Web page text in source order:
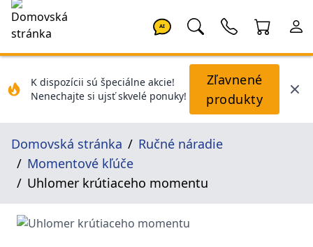
AI
K dispozícii sú špeciálne akcie!
Nenechajte si ujsť skvelé ponuky!
Zľavnené
produkty
Domovská stránka
Ručné náradie
Momentové kľúče
Uhlomer krútiaceho momentu